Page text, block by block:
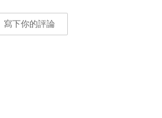
寫下你的評論